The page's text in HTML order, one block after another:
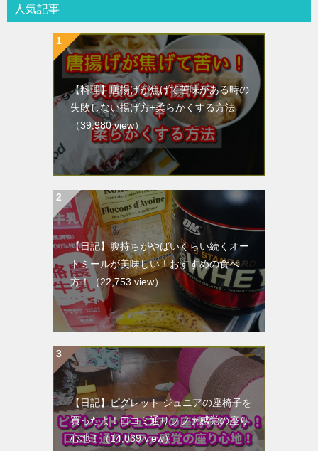
人気記事
【料理】唐揚げが焦げて苦味がある時の
失敗しない揚げ方+柔らかくする方法
（39,980 view）
【日記】腹持ちがやばいくらい続くオー
トミールが美味しい！おすすめの食べ
方！
（22,753 view）
【日記】ピグレット ジュニアの座椅子を
買ったよ！口コミ通りソファ感覚の座り
心地！（14,039 view）